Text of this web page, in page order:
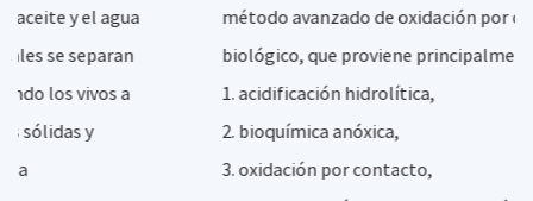
método avanzado de oxidación por contacto
biológico, que proviene principalmente de
1. acidificación hidrolítica,
2. bioquímica anóxica,
3. oxidación por contacto,